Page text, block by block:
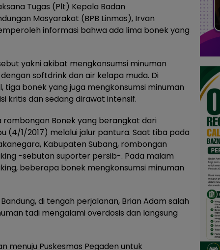
Tugas (Plt) Kepala Badan
Masyarakat (BPB Linmas), Irvan
informasi bahwa ada lima bonek yang
yakni akibat mengkonsumsi minuman
softdrink dan air kelapa muda. Di
bonek yang juga mengkonsumsi minuman
kritis dan sedang dirawat intensif.
rombongan Bonek yang berangkat dari
(4/1/2017) melalui jalur pantura. Saat tiba pada
Kabupaten Subang, rombongan
-sebutan suporter persib-. Pada malam
beberapa bonek mengkonsumsi minuman
di tengah perjalanan, Brian Adam salah
tadi mengalami overdosis dan langsung
menuju Puskesmas Pegaden untuk